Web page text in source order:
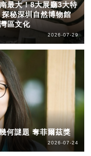
最大！8大展廳3大特
探秘深圳自然博物館
灣區文化
2026-07-29
何謎題 奪菲爾茲獎
2026-07-24